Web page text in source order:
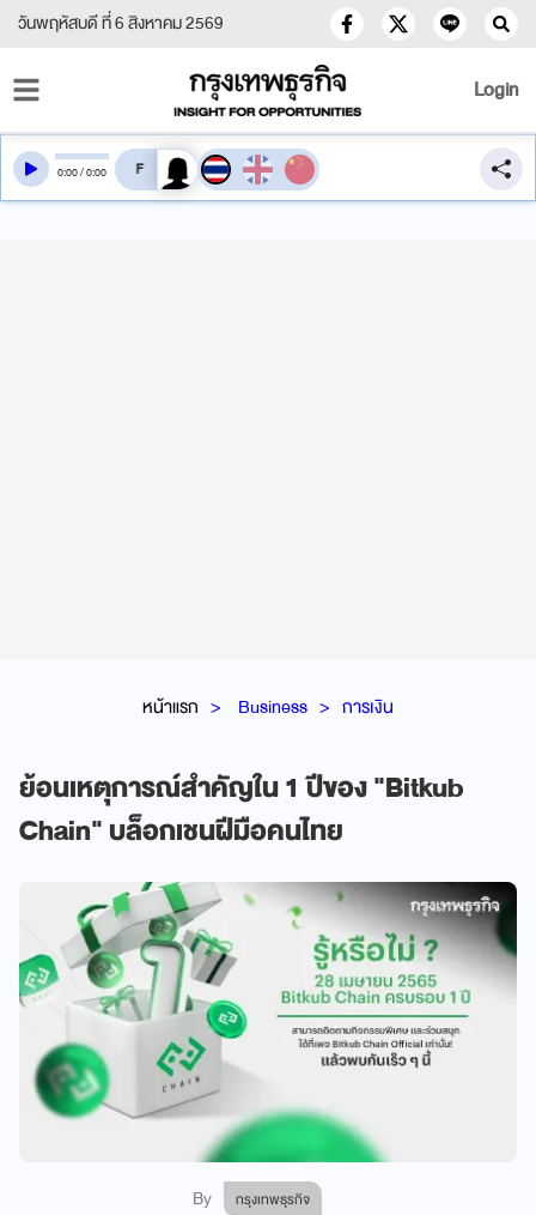
วันพฤหัสบดี ที่ 6 สิงหาคม 2569
Login
หน้าแรก Business การเงิน
ย้อนเหตุการณ์สำคัญใน 1 ปีของ "Bitkub
Chain" บล็อกเชนฝีมือคนไทย
By กรุงเทพธุรกิจ
0:00/0:00 สลับเสียงอ่าน